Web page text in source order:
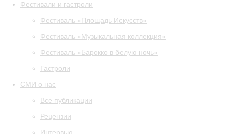
Фестивали и гастроли
Фестиваль «Площадь Искусств»
Фестиваль «Музыкальная коллекция»
Фестиваль «Барокко в белую ночь»
Гастроли
СМИ о нас
Все публикации
Рецензии